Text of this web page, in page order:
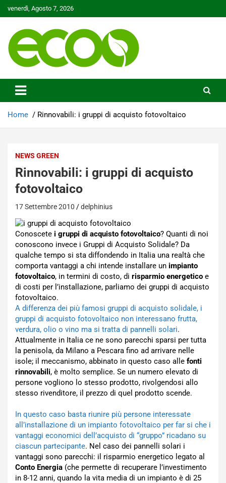
to
venerdì, Agosto 7, 2026
Ecoo.it
Home Rinnovabili: i gruppi di acquisto fotovoltaico
NEWS GREEN
Rinnovabili: i gruppi di acquisto
fotovoltaico
17 Settembre 2010 delphinius
Conoscete i gruppi di acquisto fotovoltaico? Quanti di noi
conoscono invece i Gruppi di Acquisto Solidale? Da
qualche tempo si sta diffondendo in Italia una realtà che
comporta vantaggi a chi intende installare un impianto
fotovoltaico, in termini di costo, di risparmio energetico e
di costi per l’installazione, parliamo dei gruppi di acquisto
fotovoltaico.
A differenza dei più famosi gruppi di acquisto solidale, i
gruppi di acquisto fotovoltaico non interessano frutta,
verdura, olio o vino ma si tratta di pannelli solari.
Attualmente in Italia ce ne sono parecchi sparsi per tutta
la penisola, da Milano a Pescara fino ad arrivare nelle
isole; il meccanismo, abbinato in questo caso alle fonti
rinnovabili, è molto semplice. Se un numero elevato di
persone vogliono lo stesso prodotto, rivolgendosi allo
stesso rivenditore, il prezzo di quel prodotto scende.
In questo caso basta riunire più persone interessate
all’installazione di un impianto fotovoltaico per far si che i
vantaggi economici dell’acquisto di “gruppo” ricadano su
ciascun partecipante. Nel caso dei pannelli solari i
vantaggi sono parecchi: il risparmio energetico legato al
Conto Energia (che permette di recuperare l’investimento
in 8-12 anni, quando la vita media di un impianto è di 25